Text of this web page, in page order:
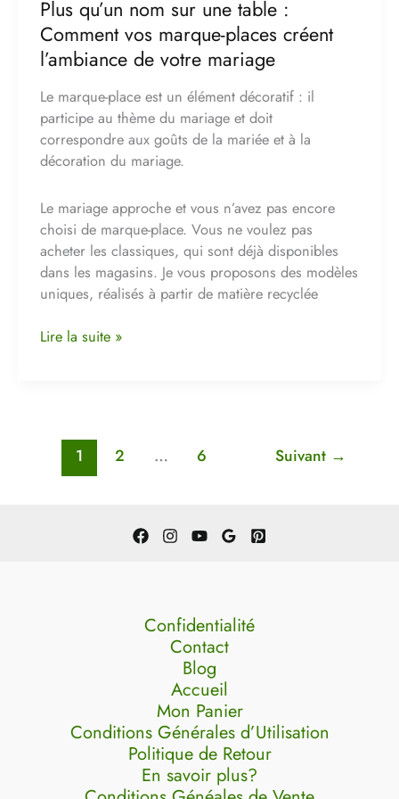
Plus qu’un nom sur une table :
Comment vos marque-places créent
l’ambiance de votre mariage
Le marque-place est un élément décoratif : il
participe au thème du mariage et doit
correspondre aux goûts de la mariée et à la
décoration du mariage.
Le mariage approche et vous n’avez pas encore
choisi de marque-place. Vous ne voulez pas
acheter les classiques, qui sont déjà disponibles
dans les magasins. Je vous proposons des modèles
uniques, réalisés à partir de matière recyclée
de
votre
mariage
Lire la suite »
1 2 … 6 Suivant →
Confidentialité
Contact
Blog
Accueil
Mon Panier
Conditions Générales d’Utilisation
Politique de Retour
En savoir plus?